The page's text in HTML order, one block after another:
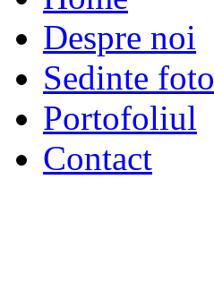
Despre noi
Sedinte foto
Portofoliul
Contact